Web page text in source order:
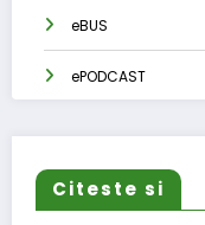
eBUS
ePODCAST
Citeste si